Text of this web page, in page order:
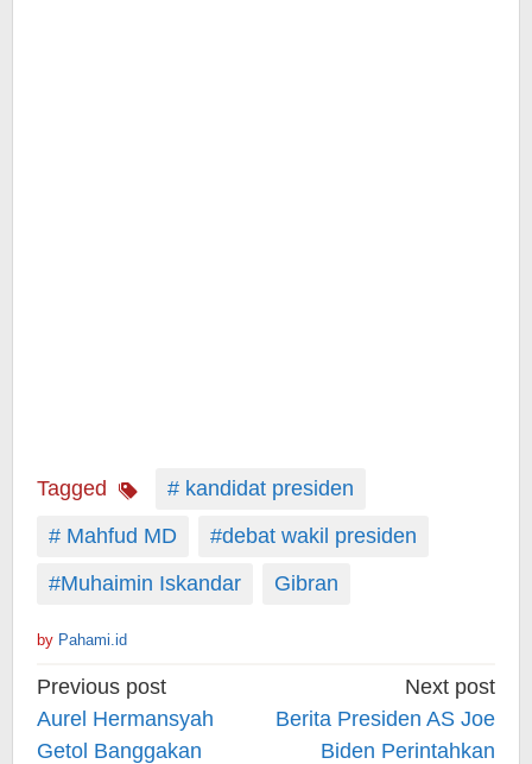
Tagged
# kandidat presiden
# Mahfud MD
#debat wakil presiden
#Muhaimin Iskandar
Gibran
by Pahami.id
Post
navigation
Previous post
Aurel Hermansyah
Getol Banggakan
Next post
Berita Presiden AS Joe
Biden Perintahkan